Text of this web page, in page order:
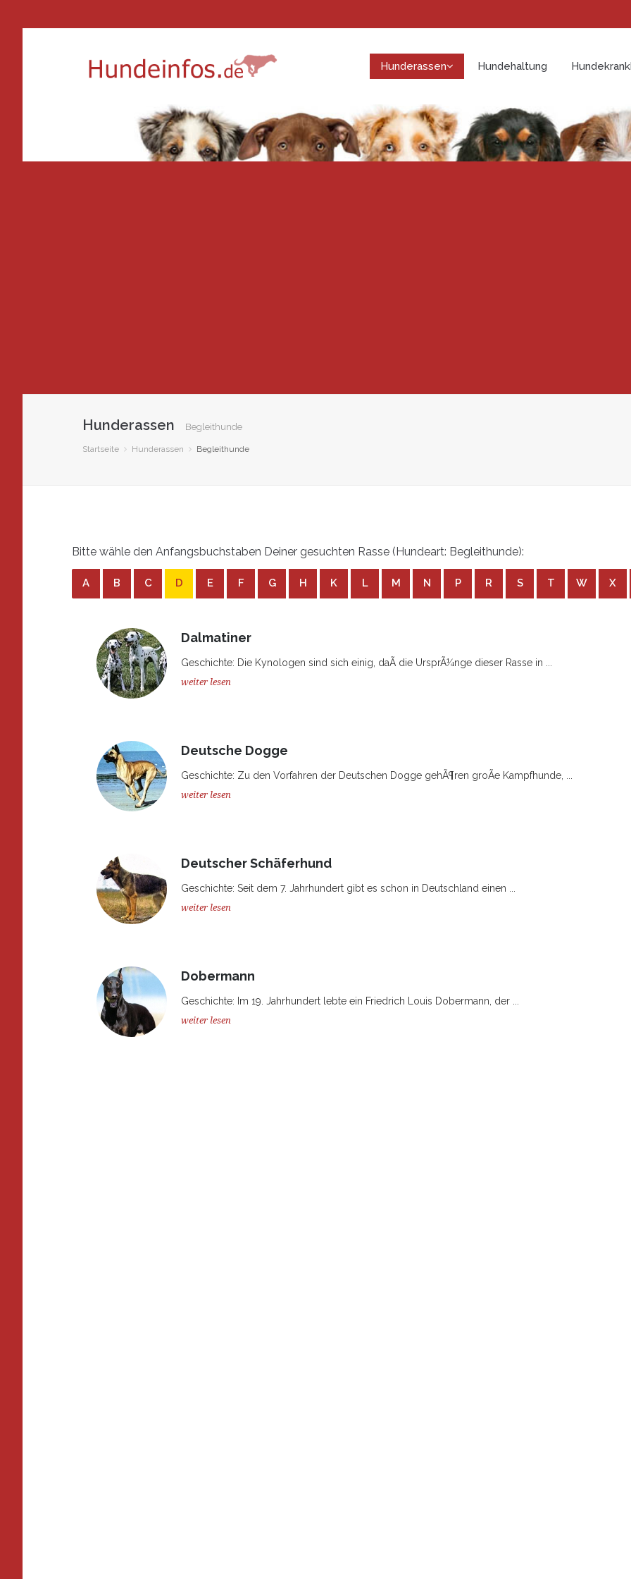
Hunderassen Hundehaltung
Hunderassen Begleithunde
Startseite Hunderassen Begleithunde
Bitte wähle den Anfangsbuchstaben Deiner gesuchten Rasse (Hundeart: Begleithunde):
A B C D E F G H K L M N P R S T W X
Dalmatiner
Geschichte: Die Kynologen sind sich einig, daÃ die UrsprÃ¼nge dieser Rasse in ...
weiter lesen
Deutsche Dogge
Geschichte: Zu den Vorfahren der Deutschen Dogge gehÃ¶ren groÃe Kampfhunde, ...
weiter lesen
Deutscher Schäferhund
Geschichte: Seit dem 7. Jahrhundert gibt es schon in Deutschland einen ...
weiter lesen
Dobermann
Geschichte: Im 19. Jahrhundert lebte ein Friedrich Louis Dobermann, der ...
weiter lesen